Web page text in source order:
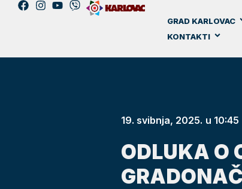
GRAD KARLOVAC
KONTAKTI
19. svibnja, 2025. u 10:45
ODLUKA O